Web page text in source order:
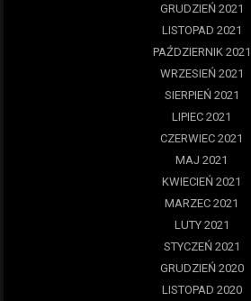
GRUDZIEŃ 2021
LISTOPAD 2021
PAŹDZIERNIK 2021
WRZESIEŃ 2021
SIERPIEŃ 2021
LIPIEC 2021
CZERWIEC 2021
MAJ 2021
KWIECIEŃ 2021
MARZEC 2021
LUTY 2021
STYCZEŃ 2021
GRUDZIEŃ 2020
LISTOPAD 2020